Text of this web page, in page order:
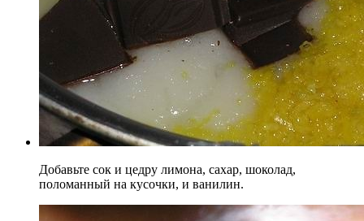
Добавьте сок и цедру лимона, сахар, шоколад,
поломанный на кусочки, и ванилин.